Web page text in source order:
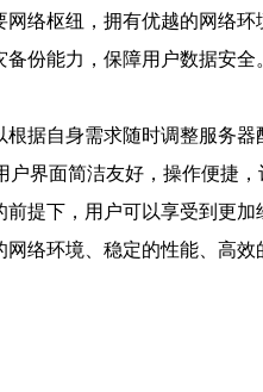
络枢纽，拥有优越的网络环
份能力，保障用户数据安
据自身需求随时调整服务器
界面简洁友好，操作便捷，
提下，用户可以享受到更加
络环境、稳定的性能、高